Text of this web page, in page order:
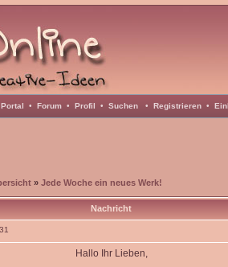
Portal • Forum • Profil • Suchen • Registrieren •
» Jede Woche ein neues Werk!
Nachricht
Hallo Ihr Lieben,